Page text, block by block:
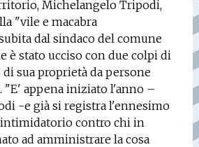
Michelangelo Tripodi,
"vile e macabra
dal sindaco del comune
è stato ucciso con due colpi di
sua proprietà da persone
"E' appena iniziato l'anno –
-e già si registra l'ennesimo
contro chi in
ad amministrare la cosa